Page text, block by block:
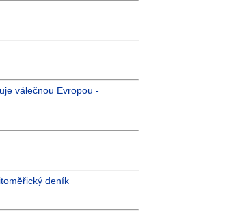
válečnou Evropou -
deník